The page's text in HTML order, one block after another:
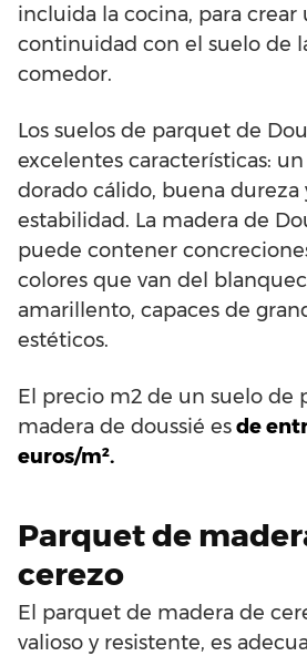
incluida la cocina, para crear
continuidad con el suelo de
comedor.
Los suelos de parquet de
excelentes características:
dorado cálido, buena dureza
estabilidad. La madera de
puede contener
colores que van del
amarillento, capaces de
estéticos.
El precio m2 de un suelo de
madera de doussié esde
euros/m².
Parquet de
cerezo
El parquet de madera de
valioso y resistente, es